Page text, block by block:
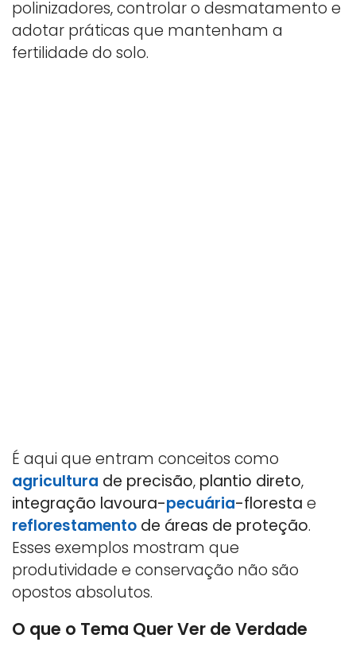
polinizadores, controlar o desmatamento e
adotar práticas que mantenham a
fertilidade do solo.
É aqui que entram conceitos como
agricultura de precisão, plantio direto,
integração lavoura-pecuária-floresta e
reflorestamento de áreas de proteção.
Esses exemplos mostram que
produtividade e conservação não são
opostos absolutos.
O que o Tema Quer Ver de Verdade